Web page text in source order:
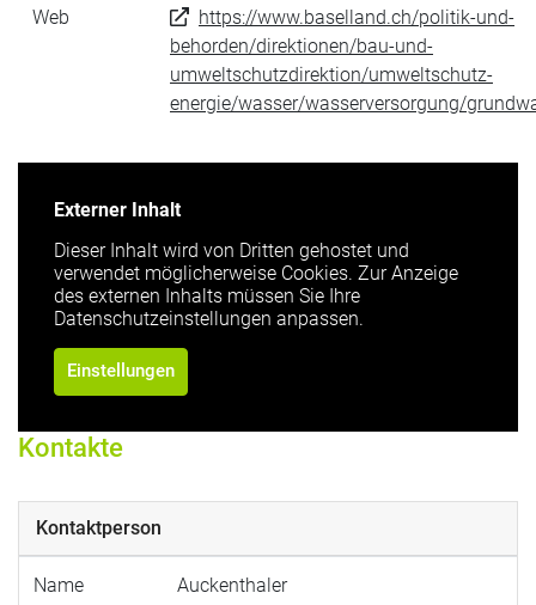
Web
https://www.baselland.ch/politik-und-
behorden/direktionen/bau-und-
umweltschutzdirektion/umweltschutz-
energie/wasser/wasserversorgung/
Externer Inhalt
Dieser Inhalt wird von Dritten gehostet und
verwendet möglicherweise Cookies. Zur Anzeige
des externen Inhalts müssen Sie Ihre
Datenschutzeinstellungen anpassen.
Einstellungen
Kontakte
Kontaktperson
Name Auckenthaler